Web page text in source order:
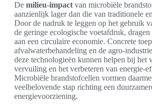
De milieu-impact van microbiële
aanzienlijk lager dan die van traditionele
Door de nadruk te leggen op het gebruik
de geringe ecologische voetafdruk, dragen
aan een circulaire economie. Concrete
afvalwaterbehandeling en de agro-
deze technologieën kunnen helpen bij het
vervuiling en het verbeteren van energie-
Microbiële brandstofcellen vormen
veelbelovende stap richting een
energievoorziening.